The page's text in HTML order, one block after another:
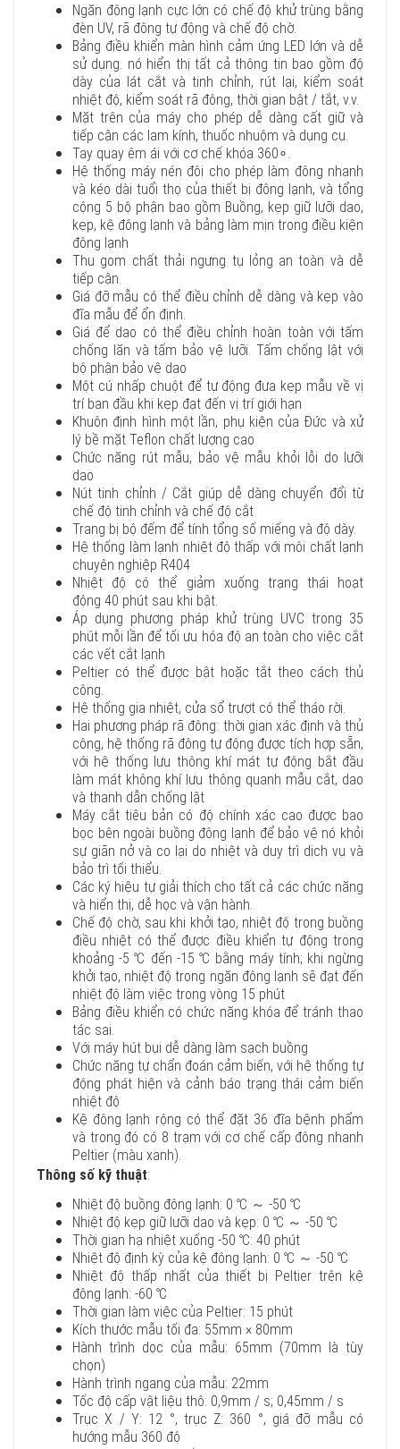
Ngăn đông lạnh cực lớn có chế độ khử trùng bằng
đèn UV, rã đông tự động và chế độ chờ.
Bảng điều khiển màn hình cảm ứng LED lớn và dễ
sử dụng. nó hiển thị tất cả thông tin bao gồm độ
dày của lát cắt và tinh chỉnh, rút ​​lại, kiểm soát
nhiệt độ, kiểm soát rã đông, thời gian bật / tắt, v.v.
Mặt trên của máy cho phép dễ dàng cất giữ và
tiếp cận các lam kính, thuốc nhuộm và dụng cụ.
Tay quay êm ái với cơ chế khóa 360∘.
Hệ thống máy nén đôi cho phép làm đông nhanh
và kéo dài tuổi thọ của thiết bị đông lạnh, và tổng
cộng 5 bộ phận bao gồm Buồng, kẹp giữ lưỡi dao,
kẹp, kệ đông lạnh và bảng làm mịn trong điều kiện
đông lạnh
Thu gom chất thải ngưng tụ lỏng an toàn và dễ
tiếp cận.
Giá đỡ mẫu có thể điều chỉnh dễ dàng và kẹp vào
đĩa mẫu để ổn định.
Giá để dao có thể điều chỉnh hoàn toàn với tấm
chống lăn và tấm bảo vệ lưỡi. Tấm chống lật với
bộ phận bảo vệ dao
Một cú nhấp chuột để tự động đưa kẹp mẫu về vị
trí ban đầu khi kẹp đạt đến vị trí giới hạn
Khuôn định hình một lần, phụ kiện của Đức và xử
lý bề mặt Teflon chất lượng cao
Chức năng rút mẫu, bảo vệ mẫu khỏi lỗi do lưỡi
dao
Nút tinh chỉnh / Cắt giúp dễ dàng chuyển đổi từ
chế độ tinh chỉnh và chế độ cắt
Trang bị bộ đếm để tính tổng số miếng và độ dày.
Hệ thống làm lạnh nhiệt độ thấp với môi chất lạnh
chuyên nghiệp R404
Nhiệt độ có thể giảm xuống trạng thái hoạt
động 40 phút sau khi bật.
Áp dụng phương pháp khử trùng UVC trong 35
phút mỗi lần để tối ưu hóa độ an toàn cho việc cắt
các vết cắt lạnh
Peltier có thể được bật hoặc tắt theo cách thủ
công.
Hệ thống gia nhiệt, cửa sổ trượt có thể tháo rời.
Hai phương pháp rã đông: thời gian xác định và thủ
công, hệ thống rã đông tự động được tích hợp sẵn,
với hệ thống lưu thông khí mát tự động bắt đầu
làm mát không khí lưu thông quanh mẫu cắt, dao
và thanh dẫn chống lật
Máy cắt tiêu bản có độ chính xác cao được bao
bọc bên ngoài buồng đông lạnh để bảo vệ nó khỏi
sự giãn nở và co lại do nhiệt và duy trì dịch vụ và
bảo trì tối thiểu.
Các ký hiệu tự giải thích cho tất cả các chức năng
và hiển thị, dễ học và vận hành.
Chế độ chờ, sau khi khởi tạo, nhiệt độ trong buồng
điều nhiệt có thể được điều khiển tự động trong
khoảng -5 ℃ đến -15 ℃ bằng máy tính; khi ngừng
khởi tạo, nhiệt độ trong ngăn đông lạnh sẽ đạt đến
nhiệt độ làm việc trong vòng 15 phút
Bảng điều khiển có chức năng khóa để tránh thao
tác sai.
Với máy hút bụi dễ dàng làm sạch buồng
Chức năng tự chẩn đoán cảm biến, với hệ thống tự
động phát hiện và cảnh báo trạng thái cảm biến
nhiệt độ
Kệ đông lạnh rộng có thể đặt 36 đĩa bệnh phẩm
và trong đó có 8 trạm với cơ chế cấp đông nhanh
Peltier (màu xanh).
Thông số kỹ thuật:
Nhiệt độ buồng đông lạnh: 0 ℃ ～ -50 ℃
Nhiệt độ kẹp giữ lưỡi dao và kẹp: 0 ℃ ～ -50 ℃
Thời gian hạ nhiệt xuống -50 ℃: 40 phút
Nhiệt độ định kỳ của kệ đông lạnh: 0 ℃ ～ -50 ℃
Nhiệt độ thấp nhất của thiết bị Peltier trên kệ
đông lạnh: -60 ℃
Thời gian làm việc của Peltier: 15 phút
Kích thước mẫu tối đa: 55mm × 80mm
Hành trình dọc của mẫu: 65mm (70mm là tùy
chọn)
Hành trình ngang của mẫu: 22mm
Tốc độ cấp vật liệu thô: 0,9mm / s; 0,45mm / s
Trục X / Y: 12 °, trục Z: 360 °, giá đỡ mẫu có
hướng mẫu 360 độ